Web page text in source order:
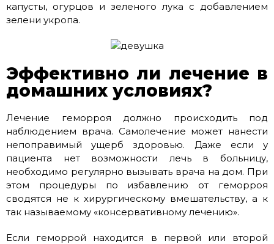
капусты, огурцов и зеленого лука с добавлением
зелени укропа.
Эффективно ли лечение в
домашних условиях?
Лечение геморроя должно происходить под
наблюдением врача. Самолечение может нанести
непоправимый ущерб здоровью. Даже если у
пациента нет возможности лечь в больницу,
необходимо регулярно вызывать врача на дом. При
этом процедуры по избавлению от геморроя
сводятся не к хирургическому вмешательству, а к
так называемому «консервативному лечению».
Если геморрой находится в первой или второй